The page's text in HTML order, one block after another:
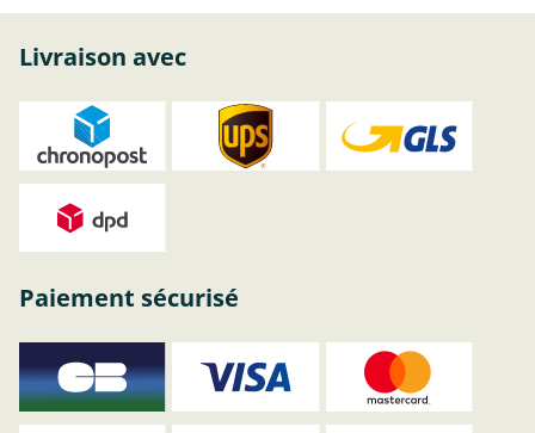
Livraison avec
Paiement sécurisé